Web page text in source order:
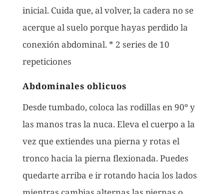
inicial. Cuida que, al volver, la cadera no se
acerque al suelo porque hayas perdido la
conexión abdominal. * 2 series de 10
repeticiones
Abdominales oblicuos
Desde tumbado, coloca las rodillas en 90º y
las manos tras la nuca. Eleva el cuerpo a la
vez que extiendes una pierna y rotas el
tronco hacia la pierna flexionada. Puedes
quedarte arriba e ir rotando hacia los lados